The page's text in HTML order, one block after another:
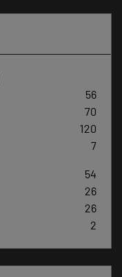
56
70
120
7
54
26
26
2